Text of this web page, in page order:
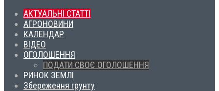
АКТУАЛЬНІ СТАТТІ
АГРОНОВИНИ
КАЛЕНДАР
ВІДЕО
ОГОЛОШЕННЯ
ПОДАТИ СВОЄ ОГОЛОШЕННЯ
РИНОК ЗЕМЛІ
Збереження грунту